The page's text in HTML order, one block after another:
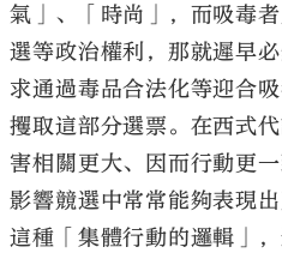
氣」、「時尚」，而吸毒
選等政治權利，那就遲早
求通過毒品合法化等迎合
攫取這部分選票。在西式
害相關更大、因而行動更
影響競選中常常能夠表現
這種「集體行動的邏輯」